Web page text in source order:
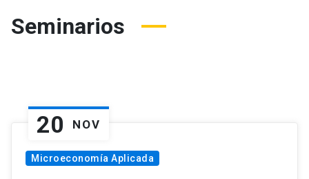
Seminarios
20 NOV
Microeconomía Aplicada